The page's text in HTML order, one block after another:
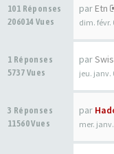
101 Réponses
206014 Vues
par Etn
dim. févr.
1 Réponses
5737 Vues
par
jeu. janv.
3 Réponses
11560 Vues
par
mer.